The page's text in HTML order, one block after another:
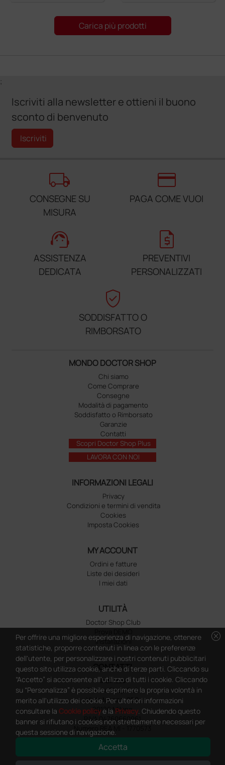
Carica più prodotti
;
Iscriviti alla newsletter e ottieni il buono
sconto di benvenuto
Iscriviti
local_shipping
CONSEGNE SU
MISURA
credit_card
PAGA COME VUOI
support_agent
ASSISTENZA
DEDICATA
request_quote
PREVENTIVI
PERSONALIZZATI
verified_user
SODDISFATTO O
RIMBORSATO
MONDO DOCTOR SHOP
Chi siamo
Come Comprare
Consegne
Modalità di pagamento
Soddisfatto o Rimborsato
Garanzie
Contatti
Scopri Doctor Shop Plus
LAVORA CON NOI
INFORMAZIONI LEGALI
Privacy
Condizioni e termini di vendita
Cookies
Imposta Cookies
MY ACCOUNT
Ordini e fatture
Liste dei desideri
I miei dati
UTILITÀ
Doctor Shop Club
Installazioni
CONTATTI
Indirizzo
Doctor Shop S.r.l.
Viale Monza, 259
20126 Milano
P.IVA 04760660961
Numero REA MI - 1770573
cancel
Per offrire una migliore esperienza di navigazione, ottenere
statistiche, proporre contenuti in linea con le preferenze
dell'utente, per personalizzare i nostri contenuti pubblicitari
questo sito utilizza cookie, anche di terze parti. Cliccando su
“Accetto” si acconsente all'utilizzo di tutti i cookie. Cliccando
su “Personalizza” è possibile esprimere la propria volontà in
merito all'utilizzo dei cookie. Per ulteriori informazioni
consultare la Cookie policye la Privacy. Chiudendo questo
banner si rifiutano i cookies non strettamente necessari per
questa sessione di navigazione.
Accetta